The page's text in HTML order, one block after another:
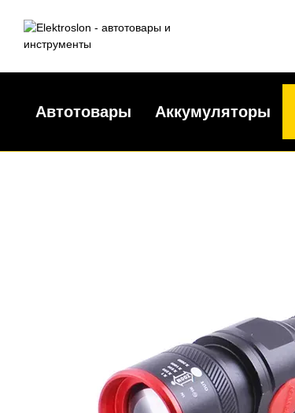
Автотовары Аккумуляторы